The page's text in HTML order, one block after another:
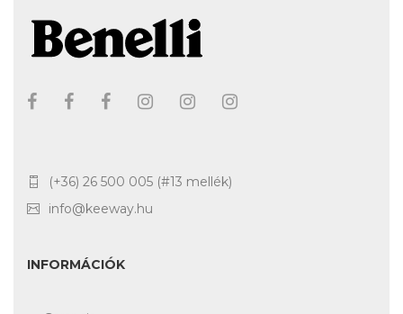
(+36) 26 500 005 (#13 mellék)
info@keeway.hu
INFORMÁCIÓK